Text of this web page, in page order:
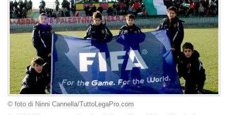
© foto di Ninni Cannella/TuttoLegaPro.com